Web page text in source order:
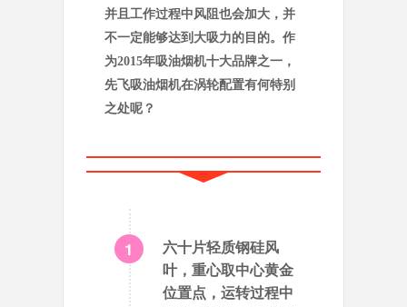
并且工作过程中风阻也会加大，并
不一定能够达到大吸力的目的。作
为2015年吸油烟机十大品牌之一，
先飞吸油烟机在涡轮配置有何特别
之处呢？
1
六十片轻质钢硅风
叶，重心取中心黄金
位置点，运转过程中